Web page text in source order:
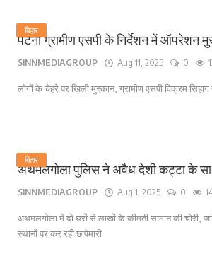
बिहार
पटना ग्रामीण एसपी के निर्देशन में ऑपरेशन
SINNMEDIAGROUP Aug 11, 2025 0
लोगों के चेहरे पर खिली मुस्कान, ग्रामीण एसपी विक्रम सिहाग
बिहार
अथमलगोला पुलिस ने अवैध देशी कट्टा के
SINNMEDIAGROUP Aug 1, 2025 0
अथमलगोला में दो घरों से लाखों के कीमती सामान की चोरी,
स्थानों पर कर रही छापेमारी